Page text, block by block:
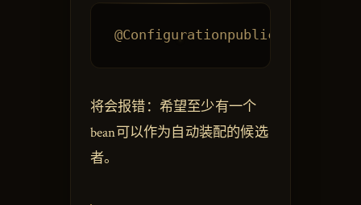
将会报错：希望至少有一个
bean可以作为自动装配的候选
者。